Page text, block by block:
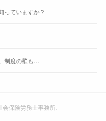
っていますか？
制度の壁も…
会保険労務士事務所.